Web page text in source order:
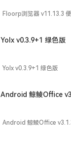
Floorp浏览器 v11.13.3
Yolx v0.3.9+1 绿色版
Yolx v0.3.9+1 绿色版
Android 鲸鲮Office
Android 鲸鲮Office